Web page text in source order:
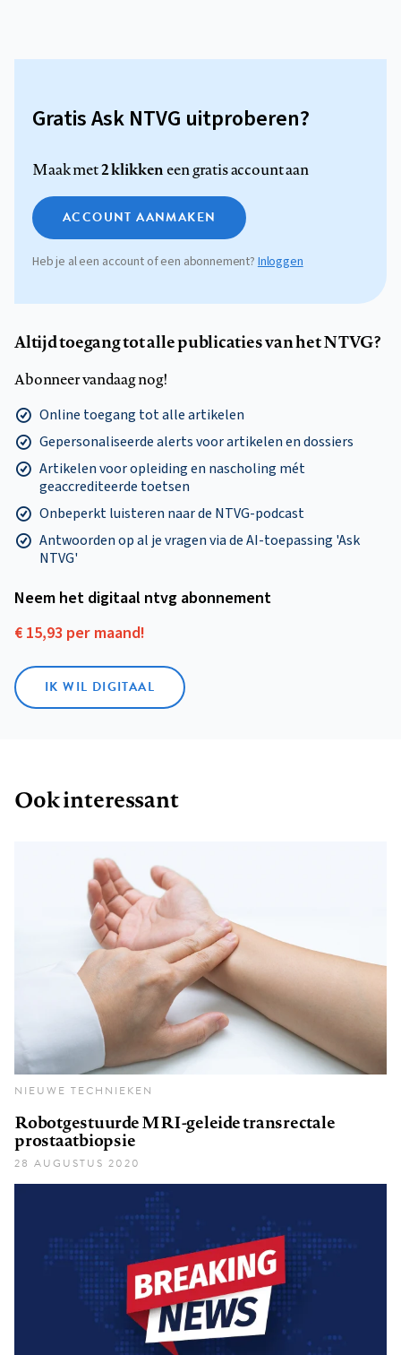
Gratis Ask NTVG uitproberen?
Maak met2 klikkeneen gratis account aan
ACCOUNT AANMAKEN
Heb je al een account of een abonnement? Inloggen
Altijd toegang tot alle publicaties van het NTVG?
Abonneer vandaag nog!
Online toegang tot alle artikelen
Gepersonaliseerde alerts voor artikelen en dossiers
Artikelen voor opleiding en nascholing mét
geaccrediteerde toetsen
Onbeperkt luisteren naar de NTVG-podcast
Antwoorden op al je vragen via de AI-toepassing 'Ask
NTVG'
Neem het digitaal ntvg abonnement
€ 15,93 per maand!
IK WIL DIGITAAL
Ook interessant
NIEUWE TECHNIEKEN
Robotgestuurde MRI-geleide transrectale
prostaatbiopsie
28 AUGUSTUS 2020